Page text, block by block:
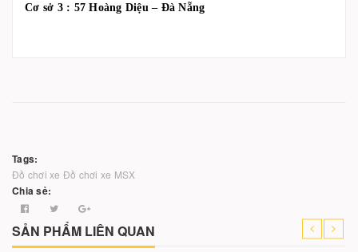
Cơ sở 3 : 57 Hoàng Diệu – Đà Nẵng
Tags:
Đồ chơi xe Đồ chơi xe MSX
Chia sẻ:
SẢN PHẨM LIÊN QUAN